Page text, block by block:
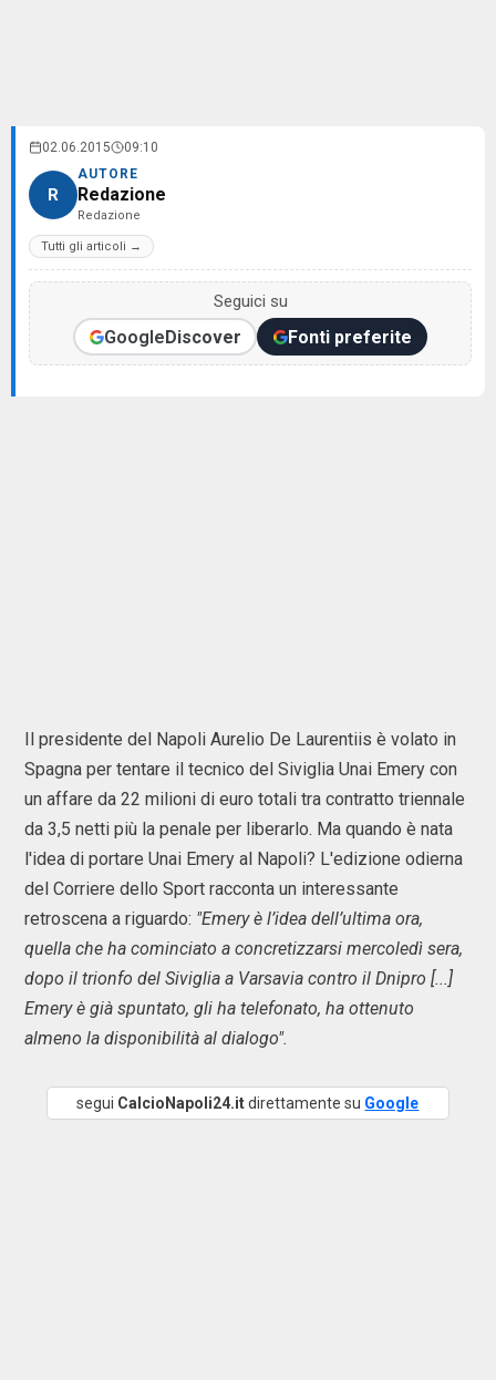
02.06.2015 09:10
R
AUTORE
Redazione
Redazione
Tutti gli articoli →
Seguici su
GoogleDiscover Fonti preferite
Il presidente del Napoli Aurelio De Laurentiis è volato in
Spagna per tentare il tecnico del Siviglia Unai Emery con
un affare da 22 milioni di euro totali tra contratto triennale
da 3,5 netti più la penale per liberarlo. Ma quando è nata
l'idea di portare Unai Emery al Napoli? L'edizione odierna
del Corriere dello Sport racconta un interessante
retroscena a riguardo: "Emery è l’idea dell’ultima ora,
quella che ha cominciato a concretizzarsi mercoledì sera,
dopo il trionfo del Siviglia a Varsavia contro il Dnipro [...]
Emery è già spuntato, gli ha telefonato, ha ottenuto
almeno la disponibilità al dialogo".
segui CalcioNapoli24.itdirettamente su Google